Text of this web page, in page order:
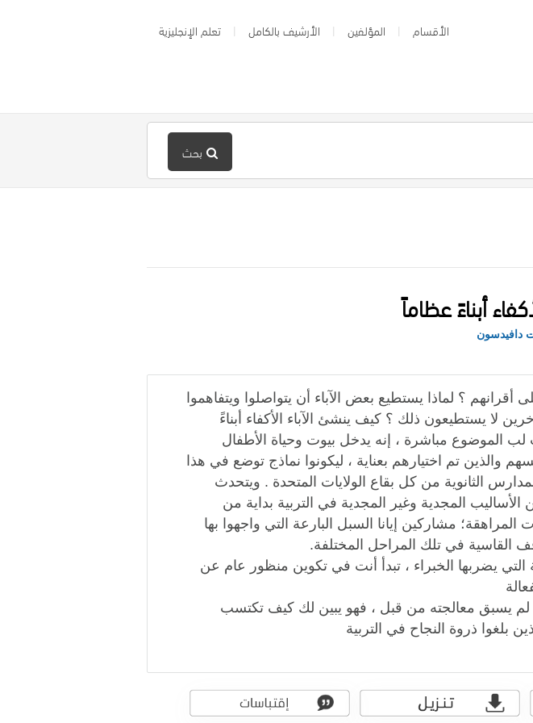
الأقسام المؤلفين الأرشيف بالكامل تعلم الإنجليزية
بحث
أبناءً عظاماً
دافيدسون
أقرانهم ؟ لماذا يستطيع بعض الآباء أن يتواصلوا ويتفاهموا
لا يستطيعون ذلك ؟ كيف ينشئ الآباء الأكفاء أبناءً
الموضوع مباشرة ، إنه يدخل بيوت وحياة الأطفال
والذين تم اختيارهم بعناية ، ليكونوا نماذج توضع في هذا
الثانوية من كل بقاع الولايات المتحدة . ويتحدث
عن الأساليب المجدية وغير المجدية في التربية بداية من
المراهقة؛ مشاركين إيانا السبل البارعة التي واجهوا بها
القاسية في تلك المراحل المختلفة.
التي يضربها الخبراء ، تبدأ أنت في تكوين منظور عام عن
لم يسبق معالجته من قبل ، فهو يبين لك كيف تكتسب
بلغوا ذروة النجاح في التربية